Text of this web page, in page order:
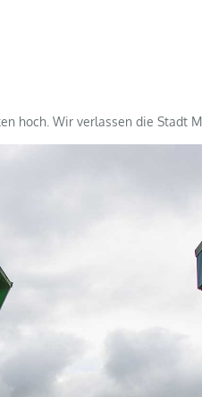
hoch. Wir verlassen die Stadt